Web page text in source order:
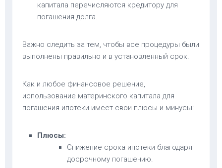
капитала перечисляются кредитору для
погашения долга.
Важно следить за тем, чтобы все процедуры были
выполнены правильно и в установленный срок.
Как и любое финансовое решение,
использование материнского капитала для
погашения ипотеки имеет свои плюсы и минусы:
Плюсы:
Снижение срока ипотеки благодаря
досрочному погашению.